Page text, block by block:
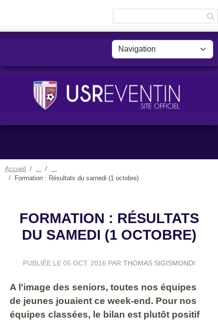
Accueil
Formation : Résultats du samedi (1 octobre)
FORMATION : RÉSULTATS
DU SAMEDI (1 OCTOBRE)
PUBLIÉE LE 05 OCT. 2016 PAR THOMAS SIGISMONDI
A l'image des seniors, toutes nos équipes
de jeunes jouaient ce week-end. Pour nos
équipes classées, le bilan est plutôt positif